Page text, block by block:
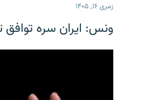
زمری ۱۶, ۱۴۰۵
ونس: ایران سره توافق